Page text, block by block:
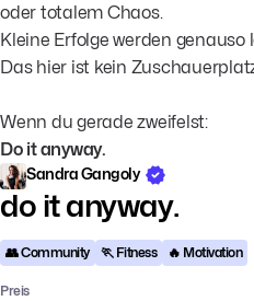
oder totalem Chaos.
Kleine Erfolge werden genauso
Das hier ist kein
Wenn du gerade zweifelst:
Do it anyway.
Sandra Gangoly
do it anyway.
👥 Community 🏃 Fitness 🔥 Motivation
Preis